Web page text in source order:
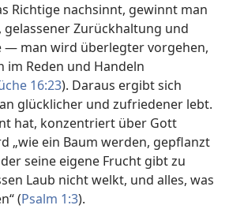
Richtige nachsinnt, gewinnt man
Zurückhaltung und
— man wird überlegter vorgehen,
im Reden und Handeln
16:23). Daraus ergibt sich
glücklicher und zufriedener lebt.
hat, konzentriert über Gott
„wie ein Baum werden, gepflanzt
seine eigene Frucht gibt zu
Laub nicht welkt, und alles, was
(Psalm 1:3).